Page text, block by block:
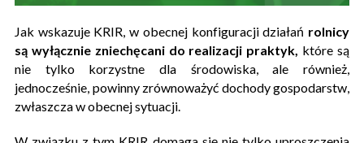
Jak wskazuje KRIR, w obecnej konfiguracji działań rolnicy
są wyłącznie zniechęcani do realizacji praktyk, które są
nie tylko korzystne dla środowiska, ale również,
jednocześnie, powinny zrównoważyć dochody gospodarstw,
zwłaszcza w obecnej sytuacji.